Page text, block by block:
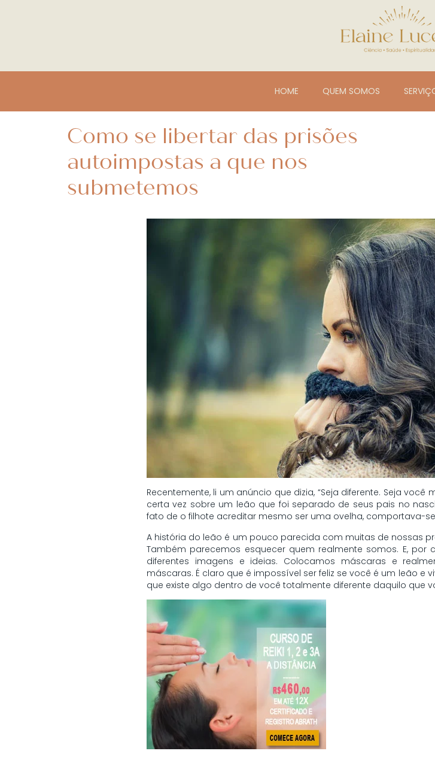
HOME QUEM SOMOS
Como se libertar das prisões
autoimpostas a que nos
submetemos
Recentemente, li um anúncio que dizia, “Seja diferente. Seja
certa vez sobre um leão que foi separado de seus pais no
fato de o filhote acreditar mesmo ser uma ovelha, comportava-
A história do leão é um pouco parecida com muitas de nossas
Também parecemos esquecer quem realmente somos. E,
diferentes imagens e ideias. Colocamos máscaras e
máscaras. É claro que é impossível ser feliz se você é um leão
que existe algo dentro de você totalmente diferente daquilo que